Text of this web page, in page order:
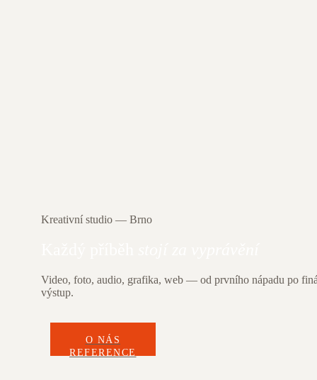
Kreativní studio — Brno
Video, foto, audio, grafika, web — od prvního nápadu po
výstup.
O NÁS
REFERENCE